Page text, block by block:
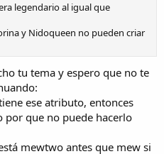
legendario al igual que
y Nidoqueen no pueden criar
tu tema y espero que no te
ese atributo, entonces
por que no puede hacerlo
mewtwo antes que mew si